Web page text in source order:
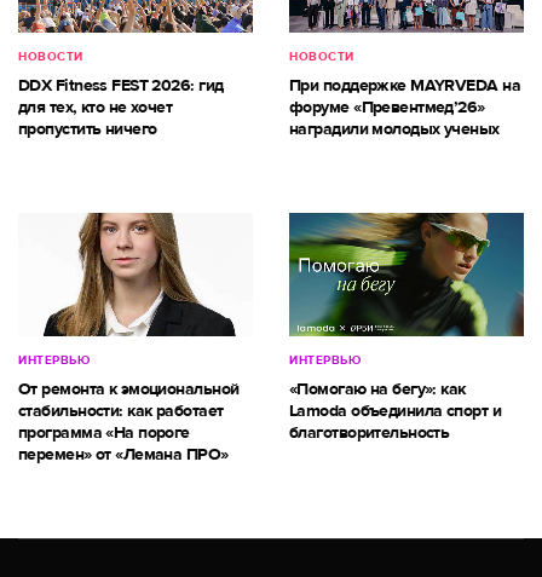
НОВОСТИ
DDX Fitness FEST 2026: гид
для тех, кто не хочет
пропустить ничего
НОВОСТИ
При поддержке MAYRVEDA на
форуме «Превентмед’26»
наградили молодых ученых
ИНТЕРВЬЮ
От ремонта к эмоциональной
стабильности: как работает
программа «На пороге
перемен» от «Лемана ПРО»
ИНТЕРВЬЮ
«Помогаю на бегу»: как
Lamoda объединила спорт и
благотворительность